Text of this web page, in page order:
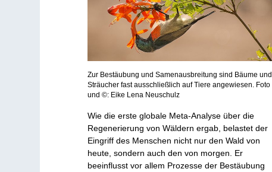
Zur Bestäubung und Samenausbreitung sind Bäume und
Sträucher fast ausschließlich auf Tiere angewiesen. Foto
und ©: Eike Lena Neuschulz
Wie die erste globale Meta-Analyse über die
Regenerierung von Wäldern ergab, belastet der
Eingriff des Menschen nicht nur den Wald von
heute, sondern auch den von morgen. Er
beeinflusst vor allem Prozesse der Bestäubung